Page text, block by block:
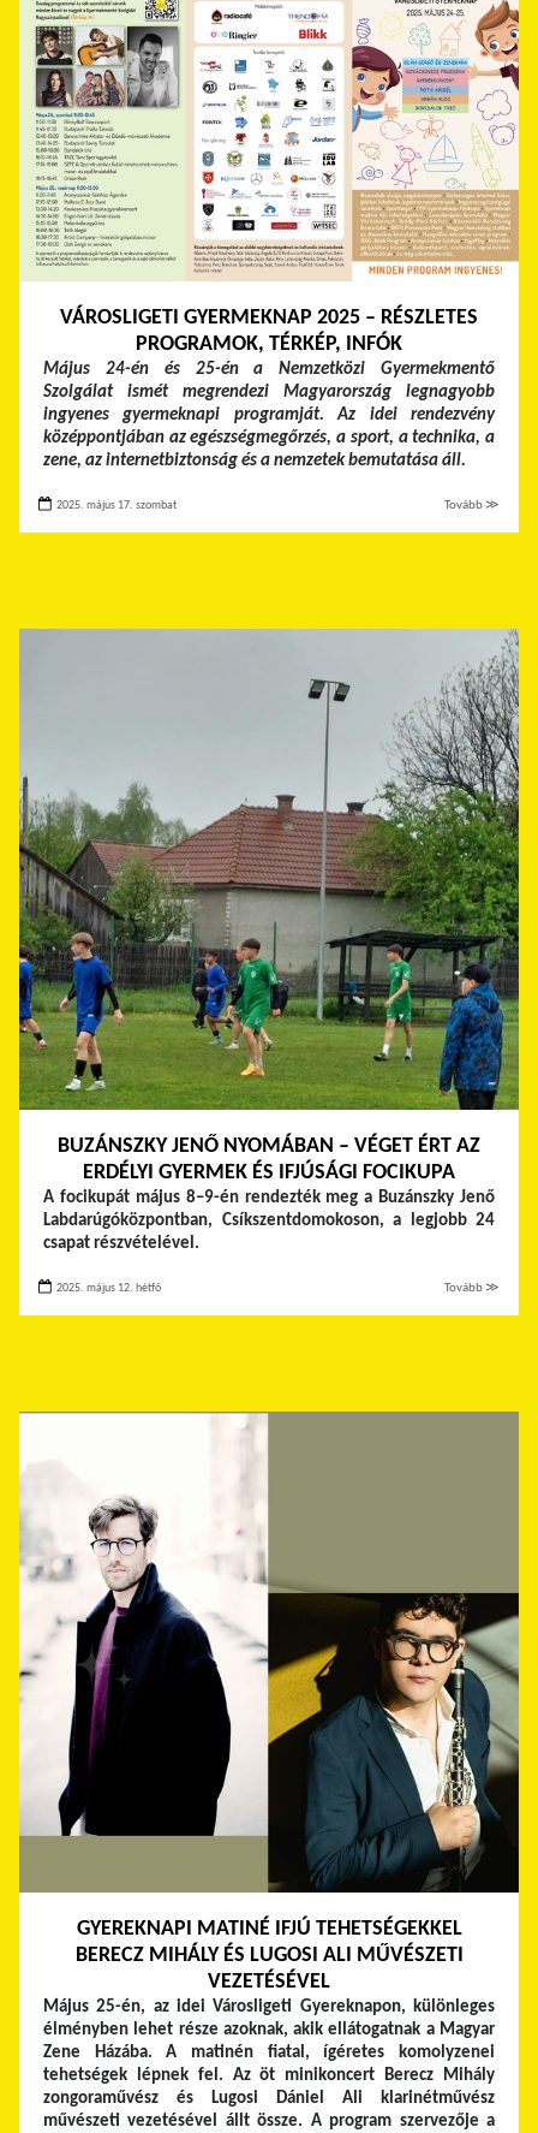
VÁROSLIGETI GYERMEKNAP 2025 – RÉSZLETES
PROGRAMOK, TÉRKÉP, INFÓK
Május 24-én és 25-én a Nemzetközi Gyermekmentő
Szolgálat ismét megrendezi Magyarország legnagyobb
ingyenes gyermeknapi programját. Az idei rendezvény
középpontjában az egészségmegőrzés, a sport, a technika, a
zene, az internetbiztonság és a nemzetek bemutatása áll.
2025. május 17. szombat Tovább ≫
BUZÁNSZKY JENŐ NYOMÁBAN – VÉGET ÉRT AZ
ERDÉLYI GYERMEK ÉS IFJÚSÁGI FOCIKUPA
A focikupát május 8–9-én rendezték mega Buzánszky Jenő
Labdarúgóközpontban, Csíkszentdomokoson, a legjobb 24
csapat részvételével.
2025. május 12. hétfő Tovább ≫
GYEREKNAPI MATINÉ IFJÚ TEHETSÉGEKKEL
BERECZ MIHÁLY ÉS LUGOSI ALI MŰVÉSZETI
VEZETÉSÉVEL
Május 25-én, az idei Városligeti Gyereknapon, különleges
élményben lehet része azoknak, akik ellátogatnak a Magyar
Zene Házába. A matinén fiatal, ígéretes komolyzenei
tehetségek lépnek fel. Az öt minikoncert Berecz Mihály
zongoraművész és Lugosi Dániel Ali klarinétművész
művészeti vezetésével állt össze. A program szervezője a